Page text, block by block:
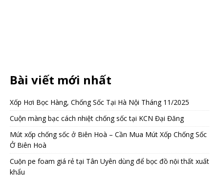
Bài viết mới nhất
Xốp Hơi Bọc Hàng, Chống Sốc Tại Hà Nội Tháng 11/2025
Cuộn màng bạc cách nhiệt chống sốc tại KCN Đại Đăng
Mút xốp chống sốc ở Biên Hoà – Cần Mua Mút Xốp Chống Sốc
Ở Biên Hoà
Cuộn pe foam giá rẻ tại Tân Uyên dùng để bọc đồ nội thất xuất
khẩu